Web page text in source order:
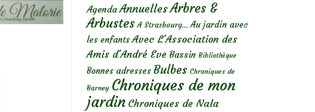
Agenda AnnuellesArbres &
Arbustes A Strasbourg... Au jardin avec
les enfants Avec L'Association des
Amis d'André Eve Bassin Bibliothèque
Bonnes adresses Bulbes Chroniques de
Barney Chroniques de mon
jardin Chroniques de Nala